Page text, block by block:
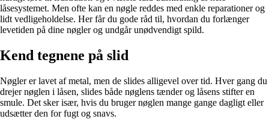
låsesystemet. Men ofte kan en nøgle reddes med enkle reparationer og
lidt vedligeholdelse. Her får du gode råd til, hvordan du forlænger
levetiden på dine nøgler og undgår unødvendigt spild.
Kend tegnene på slid
Nøgler er lavet af metal, men de slides alligevel over tid. Hver gang du
drejer nøglen i låsen, slides både nøglens tænder og låsens stifter en
smule. Det sker især, hvis du bruger nøglen mange gange dagligt eller
udsætter den for fugt og snavs.